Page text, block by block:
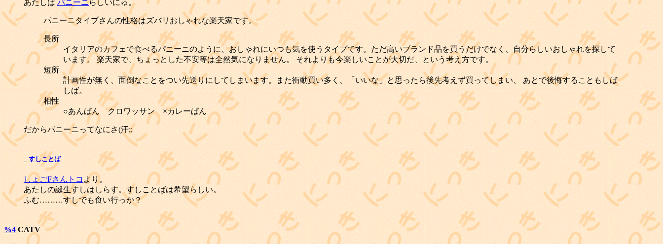
あたしは パニーニらしいにゅ。
パニーニタイプさんの性格はズバリおしゃれな楽天家です。
長所
イタリアのカフェで食べるパニーニのように、おしゃれにいつも気を使うタイプです。ただ高いブランド品を買うだけでなく、自分らしいおしゃれを探して
います。 楽天家で、ちょっとした不安等は全然気になりません。 それよりも今楽しいことが大切だ、という考え方です。
短所
計画性が無く、面倒なことをつい先送りにしてしまいます。また衝動買い多く、「いいな」と思ったら後先考えず買ってしまい、 あとで後悔することもしば
しば。
相性
○あんぱん クロワッサン ×カレーぱん
だからパニーニってなにさ(汗;;
すしことば
しょごFさんトコ より。
あたしの誕生すしはしらす。すしことばは希望らしい。
ふむ………すしでも食い行っか？
%4 CATV